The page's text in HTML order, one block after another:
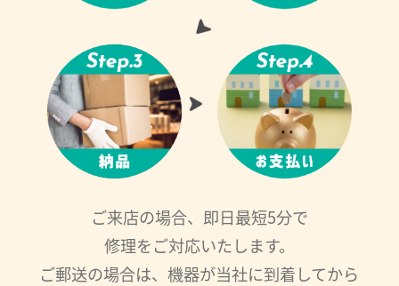
ご来店の場合、即日最短5分で
修理をご対応いたします。
ご郵送の場合は、機器が当社に到着してから